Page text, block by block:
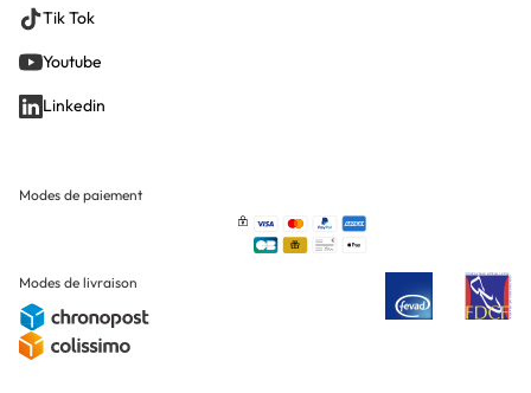
Tik Tok
Youtube
Linkedin
Modes de paiement
Modes de livraison